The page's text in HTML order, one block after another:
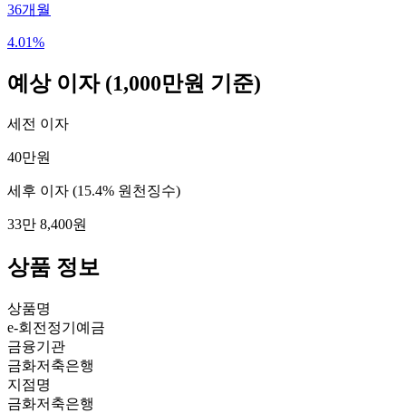
36개월
4.01%
예상 이자 (1,000만원 기준)
세전 이자
40만원
세후 이자 (15.4% 원천징수)
33만 8,400원
상품 정보
상품명
e-회전정기예금
금융기관
금화저축은행
지점명
금화저축은행